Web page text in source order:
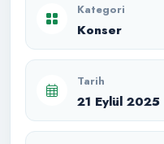
Kategori
Konser
Tarih
21 Eylül 2025